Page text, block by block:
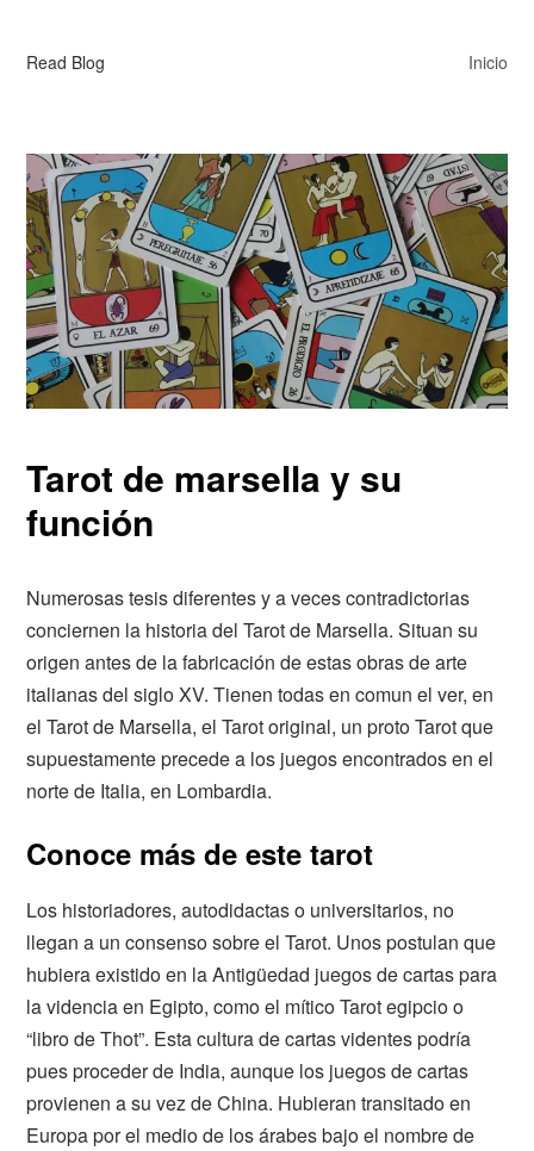
Read Blog Inicio
Tarot de marsella y su
función
Numerosas tesis diferentes y a veces contradictorias
conciernen la historia del Tarot de Marsella. Situan su
origen antes de la fabricación de estas obras de arte
italianas del siglo XV. Tienen todas en comun el ver, en
el Tarot de Marsella, el Tarot original, un proto Tarot que
supuestamente precede a los juegos encontrados en el
norte de Italia, en Lombardia.
Conoce más de este tarot
Los historiadores, autodidactas o universitarios, no
llegan a un consenso sobre el Tarot. Unos postulan que
hubiera existido en la Antigüedad juegos de cartas para
la videncia en Egipto, como el mítico Tarot egipcio o
“libro de Thot”. Esta cultura de cartas videntes podría
pues proceder de India, aunque los juegos de cartas
provienen a su vez de China. Hubieran transitado en
Europa por el medio de los árabes bajo el nombre de